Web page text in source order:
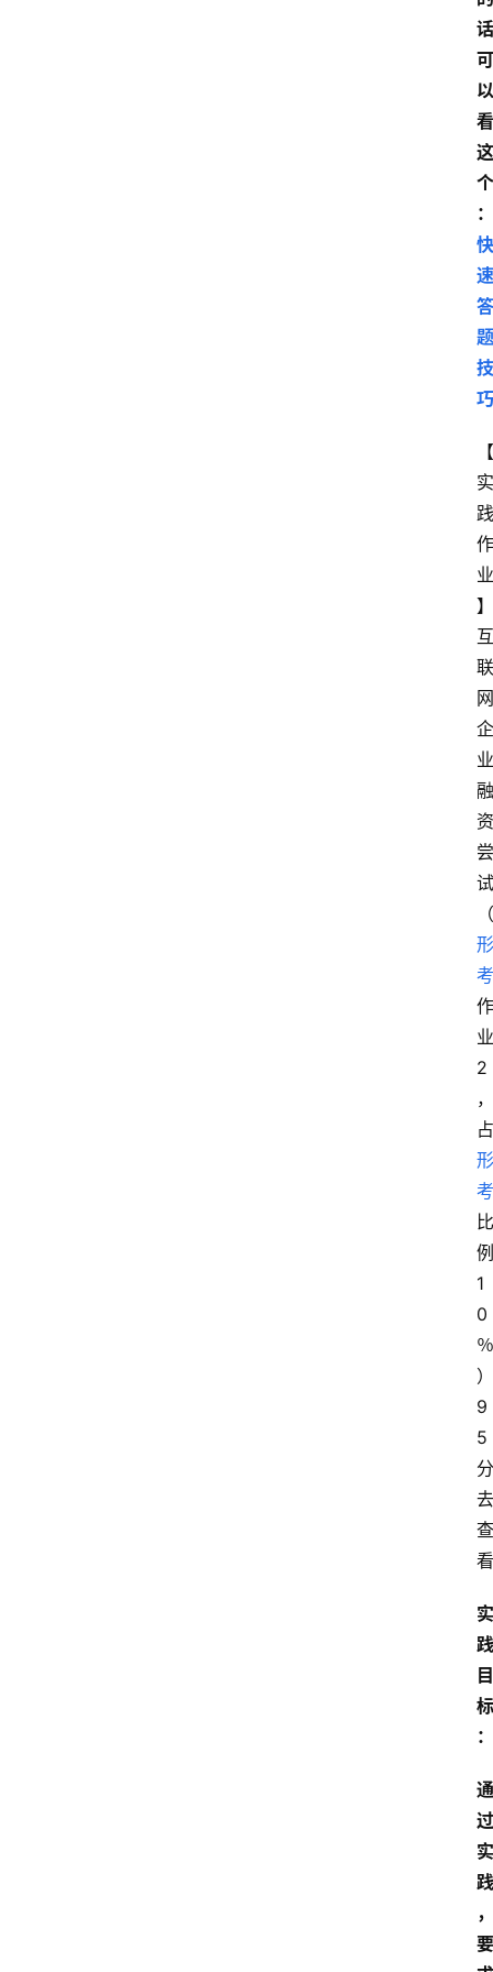
话
可
以
看
这
个
：
快
速
答
题
技
巧
【
实
践
作
业
】
互
联
网
企
业
融
资
尝
试
（
形
考
作
业
2
，
占
形
考
比
例
1
0
％
）
9
5
分
去
查
看
实
践
目
标
：
通
过
实
践
，
要